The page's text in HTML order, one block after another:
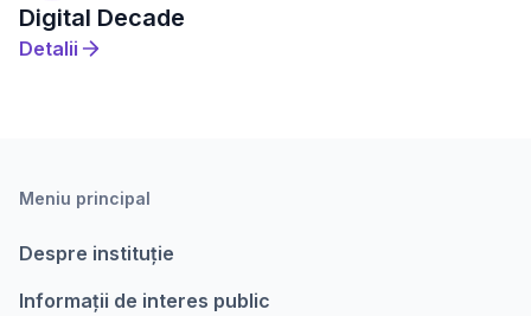
Digital Decade
Detalii
Meniu principal
Despre instituție
Informații de interes public